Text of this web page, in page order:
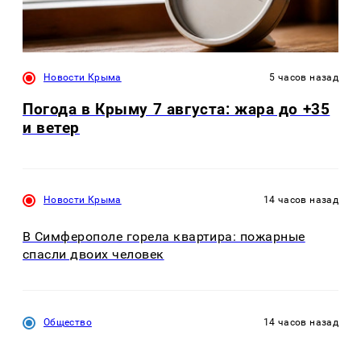
Новости Крыма 5 часов назад
Погода в Крыму 7 августа: жара до +35
и ветер
Новости Крыма 14 часов назад
В Симферополе горела квартира: пожарные
спасли двоих человек
Общество 14 часов назад